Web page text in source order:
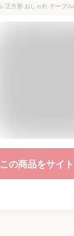
この商品をサイ